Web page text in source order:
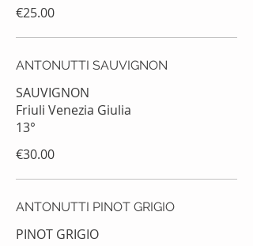
€25.00
ANTONUTTI SAUVIGNON
SAUVIGNON
Friuli Venezia Giulia
13°
€30.00
ANTONUTTI PINOT GRIGIO
PINOT GRIGIO